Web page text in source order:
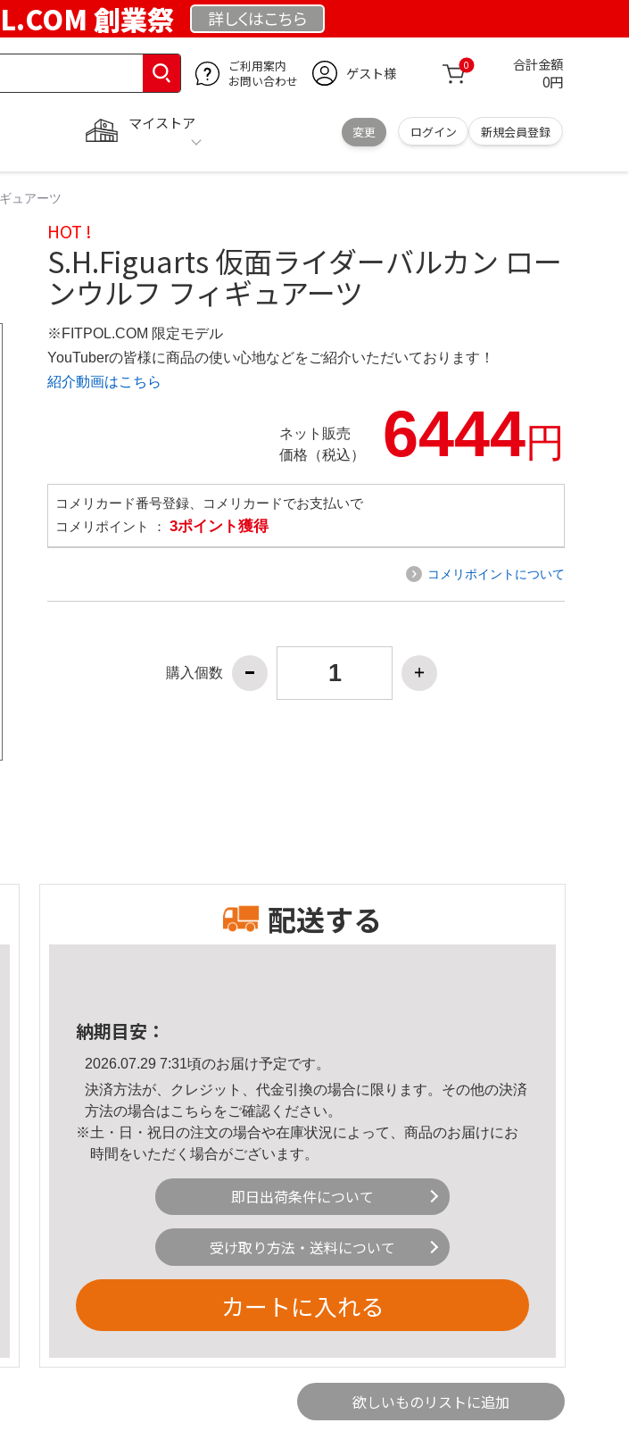
創業祭 詳しくはこちら
ご利用案内
お問い合わせ
ゲスト様 0 合計金額
0円
マイストア
変更 ログイン 新規会員登録
ュアーツ
HOT !
S.H.Figuarts 仮面ライダーバルカン ロー
ンウルフ フィギュアーツ
※FITPOL.COM 限定モデル
YouTuberの皆様に商品の使い心地などをご紹介いただいております！
紹介動画はこちら
ネット販売
価格（税込）
6444円
コメリカード番号登録、コメリカードでお支払いで
コメリポイント ： 3ポイント獲得
コメリポイントについて
購入個数
配送する
納期目安：
2026.07.29 7:31頃のお届け予定です。
決済方法が、クレジット、代金引換の場合に限ります。その他の決済
方法の場合はこちら をご確認ください。
※土・日・祝日の注文の場合や在庫状況によって、商品のお届けにお
時間をいただく場合がございます。
即日出荷条件について
受け取り方法・送料について
カートに入れる
欲しいものリストに追加